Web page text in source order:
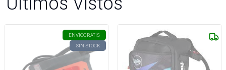
ENVÍOGRATIS
SIN STOCK